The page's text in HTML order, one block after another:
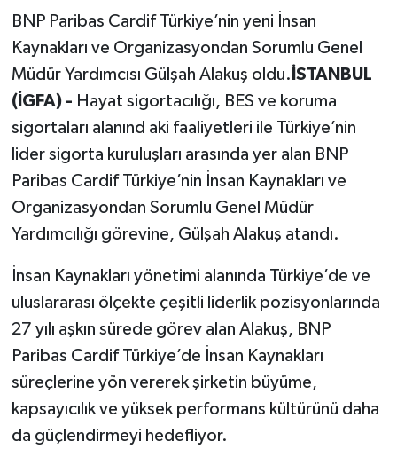
BNP Paribas Cardif Türkiye’nin yeni İnsan
Kaynakları ve Organizasyondan Sorumlu Genel
Müdür Yardımcısı Gülşah Alakuş oldu. İSTANBUL
(İGFA) - Hayat sigortacılığı, BES ve koruma
sigortaları alanınd aki faaliyetleri ile Türkiye’nin
lider sigorta kuruluşları arasında yer alan BNP
Paribas Cardif Türkiye’nin İnsan Kaynakları ve
Organizasyondan Sorumlu Genel Müdür
Yardımcılığı görevine, Gülşah Alakuş atandı.
İnsan Kaynakları yönetimi alanında Türkiye’de ve
uluslararası ölçekte çeşitli liderlik pozisyonlarında
27 yılı aşkın sürede görev alan Alakuş, BNP
Paribas Cardif Türkiye’de İnsan Kaynakları
süreçlerine yön vererek şirketin büyüme,
kapsayıcılık ve yüksek performans kültürünü daha
da güçlendirmeyi hedefliyor.